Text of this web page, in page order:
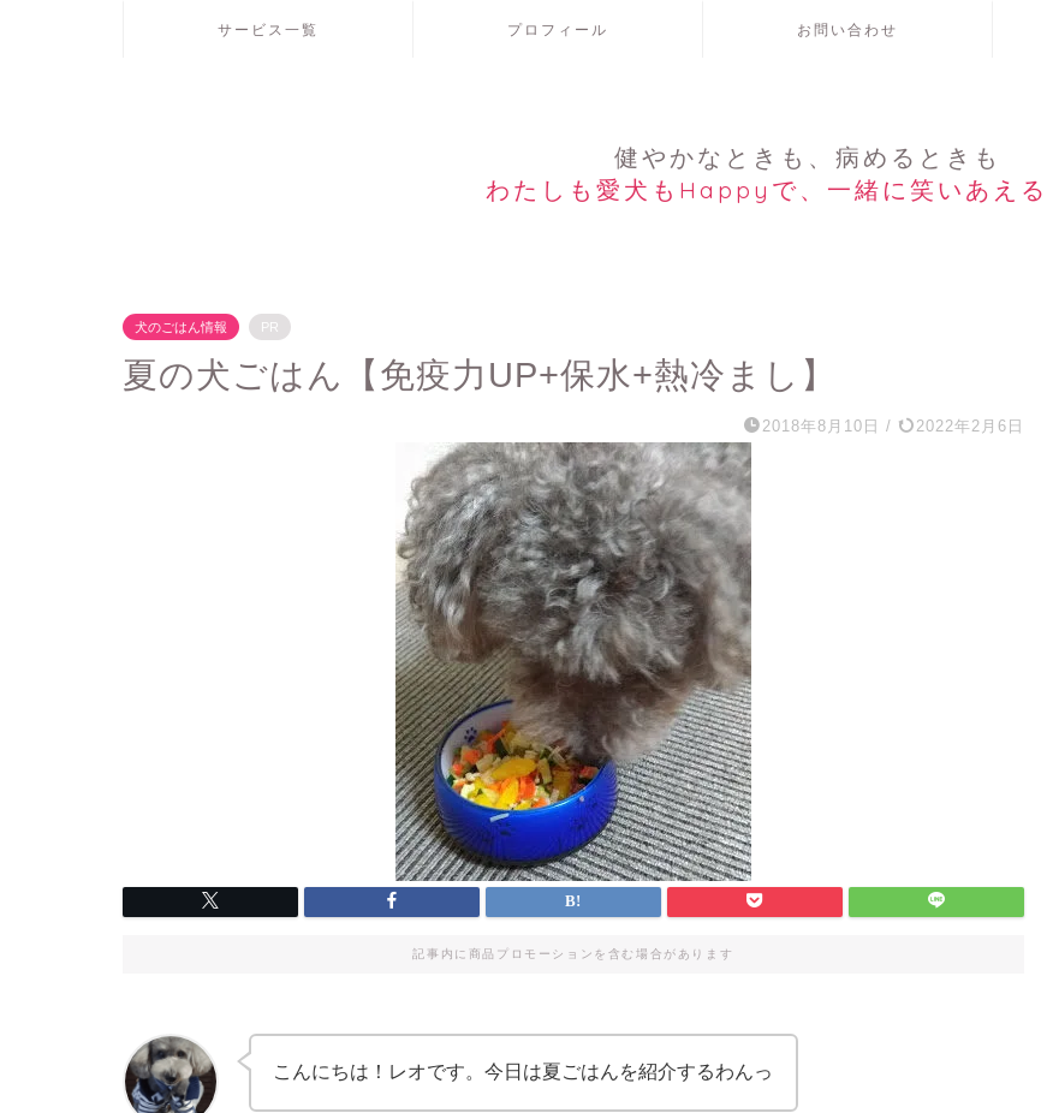
サービス一覧 プロフィール お問い合わせ
健やかなときも、病めるときも
わたしも愛犬もHappyで、一緒に笑いあえ
犬のごはん情報 PR
夏の犬ごはん【免疫力UP+保水+熱冷まし】
2018年8月10日 / 2022年2月6日
記事内に商品プロモーションを含む場合があります
こんにちは！レオです。今日は夏ごはんを紹介するわんっ